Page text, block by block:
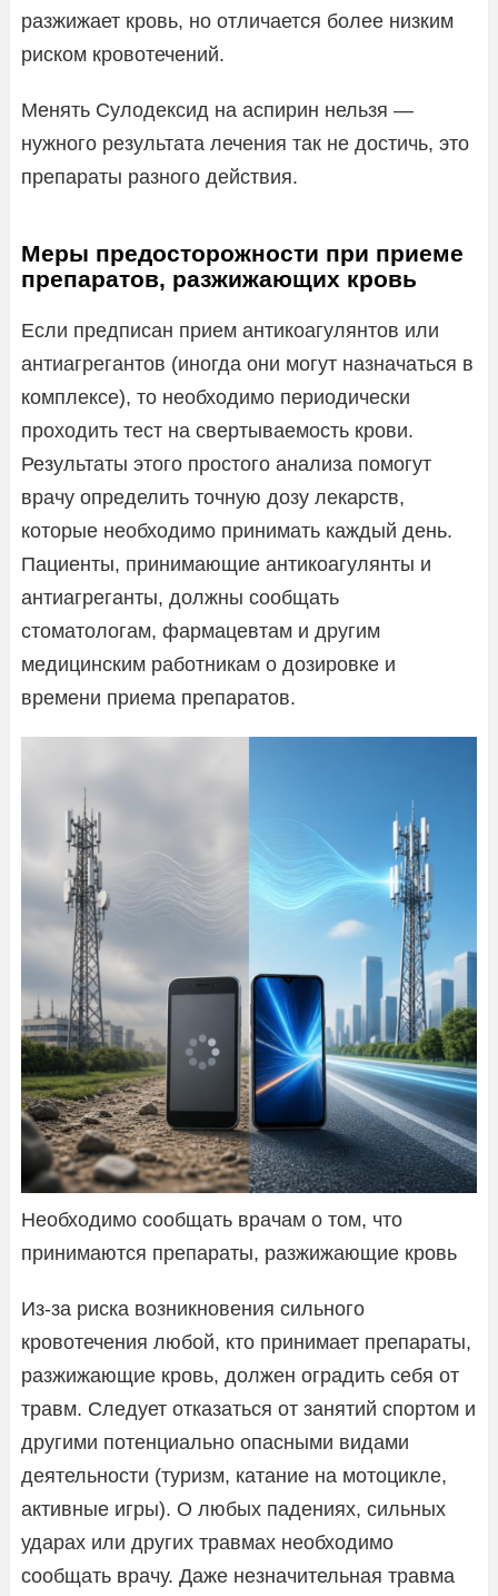
разжижает кровь, но отличается более низким
риском кровотечений.
Менять Сулодексид на аспирин нельзя —
нужного результата лечения так не достичь, это
препараты разного действия.
Меры предосторожности при приеме
препаратов, разжижающих кровь
Если предписан прием антикоагулянтов или
антиагрегантов (иногда они могут назначаться в
комплексе), то необходимо периодически
проходить тест на свертываемость крови.
Результаты этого простого анализа помогут
врачу определить точную дозу лекарств,
которые необходимо принимать каждый день.
Пациенты, принимающие антикоагулянты и
антиагреганты, должны сообщать
стоматологам, фармацевтам и другим
медицинским работникам о дозировке и
времени приема препаратов.
Необходимо сообщать врачам о том, что
принимаются препараты, разжижающие кровь
Из-за риска возникновения сильного
кровотечения любой, кто принимает препараты,
разжижающие кровь, должен оградить себя от
травм. Следует отказаться от занятий спортом и
другими потенциально опасными видами
деятельности (туризм, катание на мотоцикле,
активные игры). О любых падениях, сильных
ударах или других травмах необходимо
сообщать врачу. Даже незначительная травма